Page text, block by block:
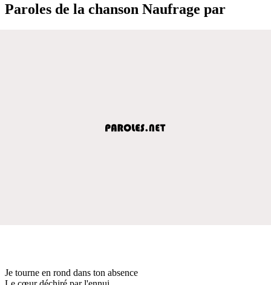
Paroles de la chanson Naufrage par
Je tourne en rond dans ton absence